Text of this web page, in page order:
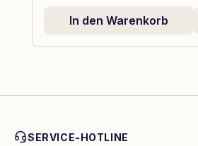
In den Warenkorb
SERVICE-HOTLINE